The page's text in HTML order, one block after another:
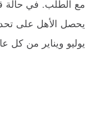
مع الطلب. في
يحصل الأهل على
يوليو ويناير من كل